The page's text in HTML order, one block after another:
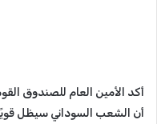
أكد الأمين العام للصندوق
أن الشعب السوداني سيظل قويًا